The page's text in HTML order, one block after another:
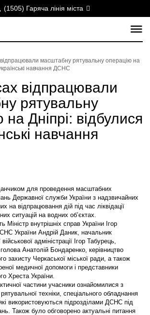
(1505) Гаряча лінія міста
масштабну рятувальну операцію на
навчання ДСНС
відпрацювали
рятувальну
на Дніпрі: відбулися
навчання
для проведення масштабних
Державної служби України з надзвичайних
на відпрацювання дій під час ліквідації
ситуацій на водних об’єктах.
Міністр внутрішніх справ України Ігор
України Андрій Даник, начальник
адміністрації Ігор Табурець,
Анатолій Бондаренко, керівництво
захисту Черкаської міської ради, а також
медичної допомоги і представники
Хреста України.
частини учасники ознайомилися з
техніки, спеціального обладнання
використовуються підрозділами ДСНС під
Також було обговорено актуальні питання